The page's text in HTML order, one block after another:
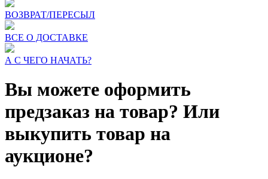
ВОЗВРАТ/ПЕРЕСЫЛ
ВСЕ О ДОСТАВКЕ
А С ЧЕГО НАЧАТЬ?
Вы можете оформить
предзаказ на товар? Или
выкупить товар на
аукционе?